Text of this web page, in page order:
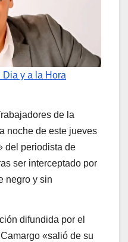
y a la Hora
de la
noche de este jueves
del periodista de
ser interceptado por
negro y sin
difundida por el
«salió de su